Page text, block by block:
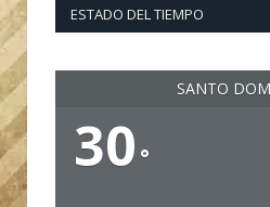
ESTADO DEL TIEMPO
SANTO
30 °